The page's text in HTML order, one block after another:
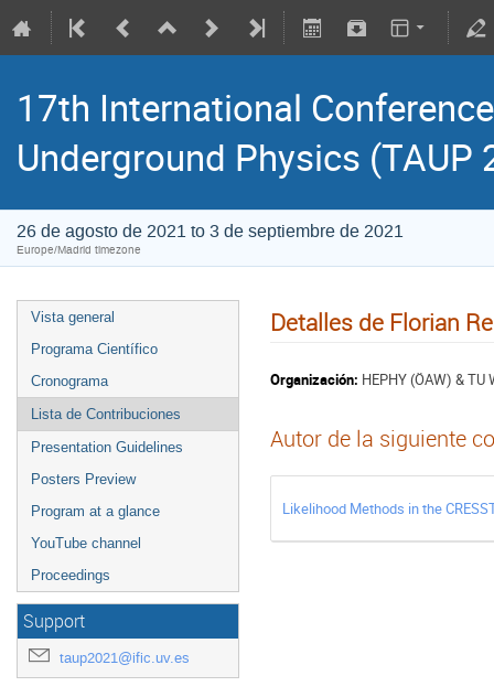
17th International
Underground Physics (TAUP
26 de agosto de 2021 to 3 de septiembre de 2021
Europe/Madrid timezone
Vista general
Programa Científico
Cronograma
Lista de Contribuciones
Presentation Guidelines
Posters Preview
Program at a glance
YouTube channel
Proceedings
Support
taup2021@ific.uv.es
Detalles de Florian
Organización: HEPHY (ÖAW) & TU
Autor de la siguiente
Likelihood Methods in the